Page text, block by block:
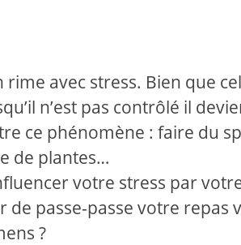
avec stress. Bien que
n’est pas contrôlé il
ce phénomène : faire du
de plantes…
votre stress par
passe-passe votre repas
?